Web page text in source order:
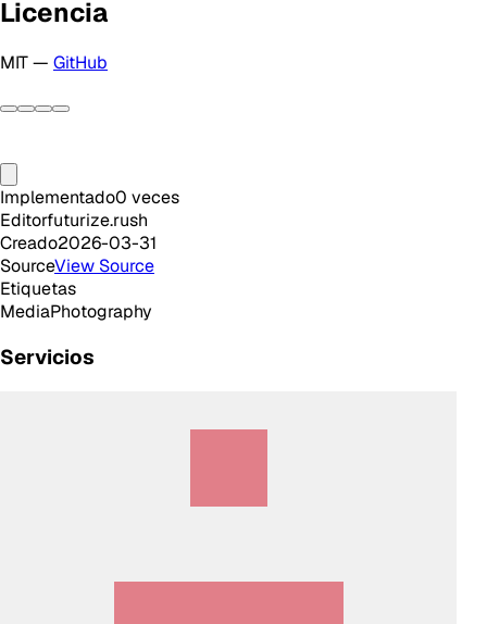
Licencia
MIT — GitHub
Implementado0 veces
Editorfuturize.rush
Creado2026-03-31
SourceView Source
Etiquetas
MediaPhotography
Servicios